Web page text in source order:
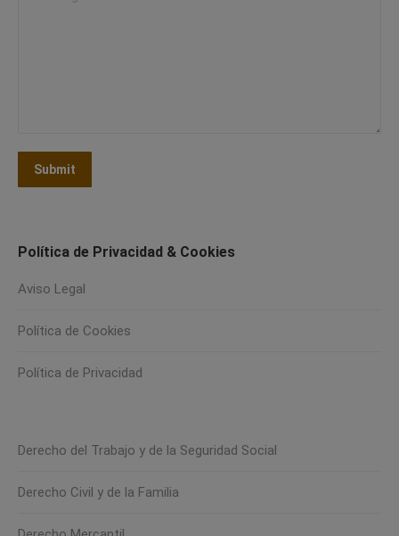
Submit
Política de Privacidad & Cookies
Aviso Legal
Política de Cookies
Política de Privacidad
Derecho del Trabajo y de la Seguridad Social
Derecho Civil y de la Familia